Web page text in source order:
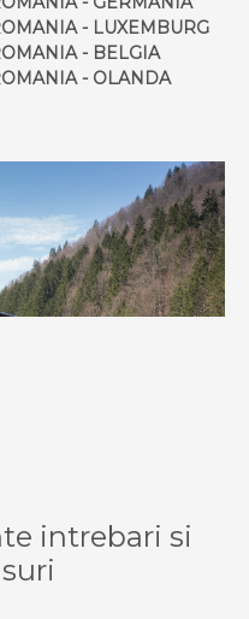
- LUXEMBURG
- BELGIA
- OLANDA
intrebari si